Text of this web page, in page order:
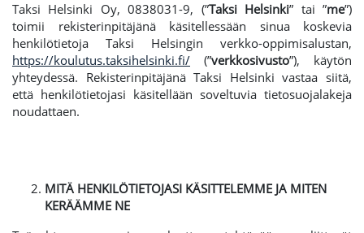
Taksi Helsinki Oy, 0838031-9, (”Taksi Helsinki” tai ”me”)
toimii rekisterinpitäjänä käsitellessään sinua koskevia
henkilötietoja Taksi Helsingin verkko-oppimisalustan,
https://koulutus.taksihelsinki.fi/ (”verkkosivusto”), käytön
yhteydessä. Rekisterinpitäjänä Taksi Helsinki vastaa siitä,
että henkilötietojasi käsitellään soveltuvia tietosuojalakeja
noudattaen.
MITÄ HENKILÖTIETOJASI KÄSITTELEMME JA MITEN
KERÄÄMME NE